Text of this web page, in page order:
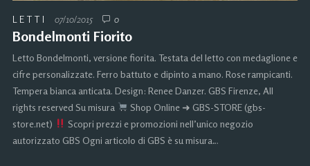
LETTI 07/10/2015 0
Bondelmonti Fiorito
Letto Bondelmonti, versione fiorita. Testata del letto con medaglione e
cifre personalizzate. Ferro battuto e dipinto a mano. Rose rampicanti.
Tempera bianca anticata. Design: Renee Danzer. GBS Firenze, All
rights reserved Su misura
Shop Online ➜ GBS-STORE (gbs-
store.net)
Scopri prezzi e promozioni nell’unico negozio
autorizzato GBS Ogni articolo di GBS è su misura…